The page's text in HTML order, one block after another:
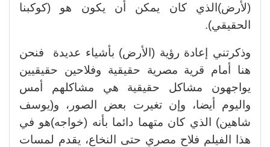
(لأرض)الذي كان يمكن أن يكون هو (كوكبنا
الحقيقي).
وذكرتني إعادة رؤية (الأرض) بأشياء عديدة فنحن
هنا أمام قرية مصرية حقيقية وفلاحين حقيقيين
يواجهون مشاكل حقيقية هي مشاكلهم أمس
واليوم أيضا، وإن تغيرت بعض الصور، و(يوسف
شاهين) الذي كان متهما دائما بأنه (خواجه)هو في
هذا الفيلم فلاح مصري حتى النخاع، يقدم لمسات